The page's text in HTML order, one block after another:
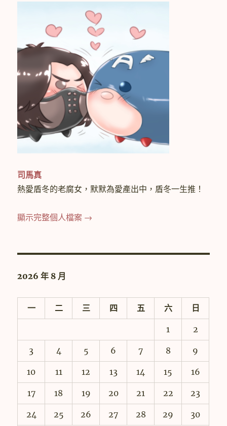
司馬真
熱愛盾冬的老腐女，默默為愛產出中，盾冬一生推！
顯示完整個人檔案 →
2026 年 8 月
一 二 三 四 五 六 日
1 2
3 4 5 6 7 8 9
10 11 12 13 14 15 16
17 18 19 20 21 22 23
24 25 26 27 28 29 30